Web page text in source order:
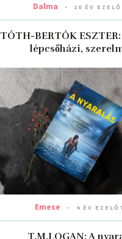
Dalma 10 ÉV
TÓTH-BERTÓK
lépcsőházi,
Emese 4 ÉV